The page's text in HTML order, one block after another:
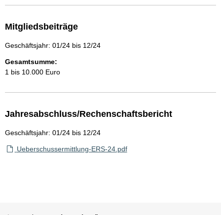
Mitgliedsbeiträge
Geschäftsjahr: 01/24 bis 12/24
Gesamtsumme:
1 bis 10.000 Euro
Jahresabschluss/Rechenschaftsbericht
Geschäftsjahr: 01/24 bis 12/24
Ueberschussermittlung-ERS-24.pdf